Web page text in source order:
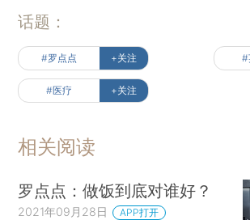
话题：
#罗点点 +关注 #
#医疗 +关注
相关阅读
罗点点：做饭到底对谁好？
2021年09月28日 APP打开